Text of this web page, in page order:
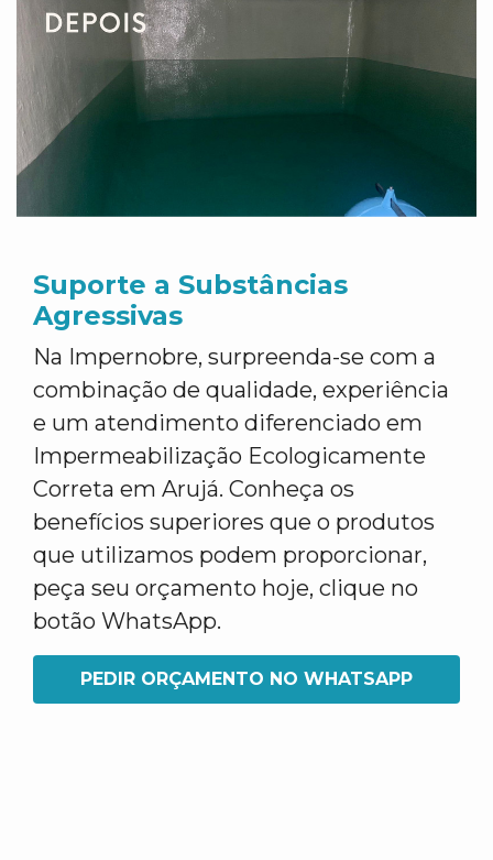
Suporte a Substâncias
Agressivas
Na Impernobre, surpreenda-se com a
combinação de qualidade, experiência
e um atendimento diferenciado em
Impermeabilização Ecologicamente
Correta em Arujá. Conheça os
benefícios superiores que o produtos
que utilizamos podem proporcionar,
peça seu orçamento hoje, clique no
botão WhatsApp.
PEDIR ORÇAMENTO NO WHATSAPP